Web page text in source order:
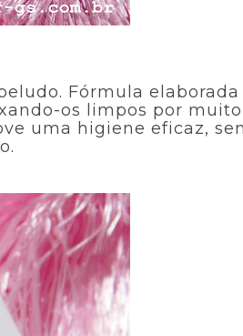
Fórmula
os limpos por
uma higiene eficaz,